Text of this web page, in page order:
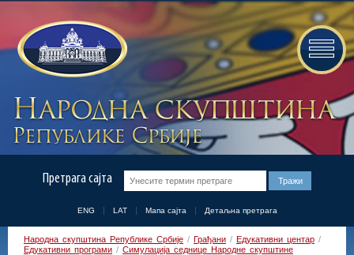
Претрага сајта
ENG LAT Мапа сајта Детаљна претрага
Народна скупштина Републике Србије / Грађани / Едукативни центар /
Едукативни програми / Симулација седнице Народне скупштине